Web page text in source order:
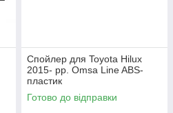
Спойлер для Toyota Hilux
2015- рр. Omsa Line ABS-
пластик
Готово до відправки